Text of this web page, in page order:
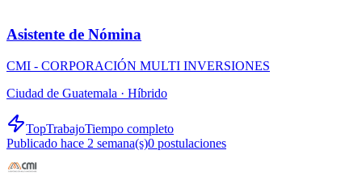
Asistente de Nómina
CMI - CORPORACIÓN MULTI INVERSIONES
Ciudad de Guatemala · Híbrido
TopTrabajoTiempo completo
Publicado hace 2 semana(s)0 postulaciones